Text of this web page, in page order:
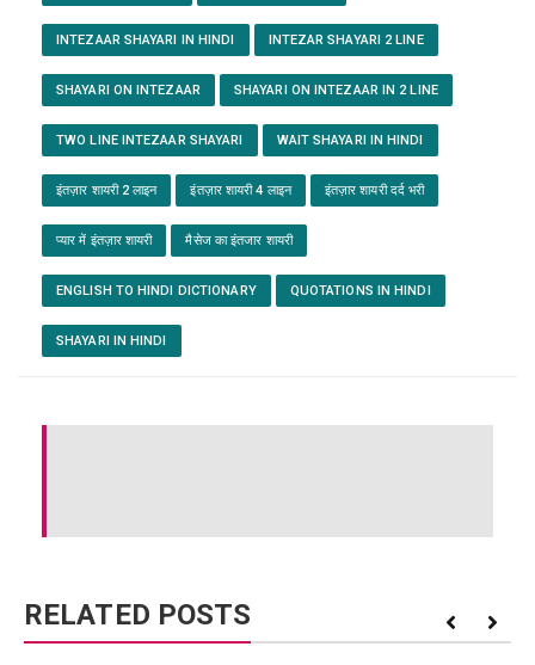
INTEZAAR SHAYARI IN HINDI INTEZAR SHAYARI 2 LINE
SHAYARI ON INTEZAAR SHAYARI ON INTEZAAR IN 2 LINE
TWO LINE INTEZAAR SHAYARI WAIT SHAYARI IN HINDI
इंतज़ार शायरी 2 लाइन इंतज़ार शायरी 4 लाइन इंतज़ार शायरी दर्द भरी
प्यार में इंतज़ार शायरी मैसेज का इंतजार शायरी
ENGLISH TO HINDI DICTIONARY QUOTATIONS IN HINDI
SHAYARI IN HINDI
RELATED POSTS